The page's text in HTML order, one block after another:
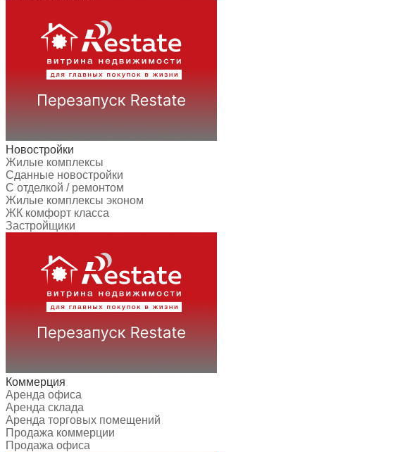
Новостройки
Жилые комплексы
Сданные новостройки
С отделкой / ремонтом
Жилые комплексы эконом
ЖК комфорт класса
Застройщики
Коммерция
Аренда офиса
Аренда склада
Аренда торговых помещений
Продажа коммерции
Продажа офиса